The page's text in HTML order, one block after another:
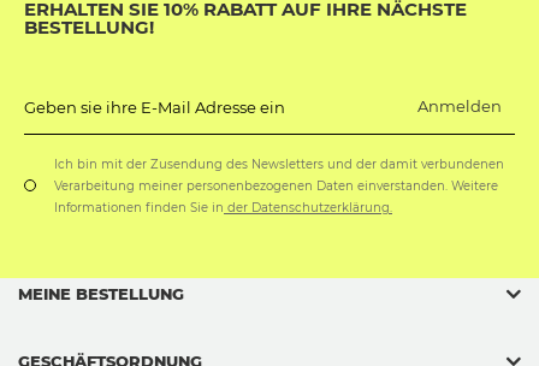
ERHALTEN SIE 10% RABATT AUF IHRE NÄCHSTE
BESTELLUNG!
Geben sie ihre E-Mail Adresse ein Anmelden
Ich bin mit der Zusendung des Newsletters und der damit verbundenen
Verarbeitung meiner personenbezogenen Daten einverstanden. Weitere
Informationen finden Sie in der Datenschutzerklärung.
MEINE BESTELLUNG
GESCHÄFTSORDNUNG